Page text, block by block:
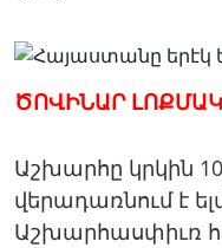
ԾՈՎԻՆԱՐ
Աշխարհը կրկին
վերադառնում է
Աշխարհասփիւռ